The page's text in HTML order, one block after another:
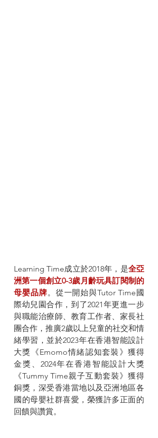
Learning Time成立於2018年，是全亞
洲第一個創立0-3歲月齡玩具訂閱制的
母嬰品牌。從一開始與Tutor Time國
際幼兒園合作，到了2021年更進一步
與職能治療師、教育工作者、家長社
團合作，推廣2歲以上兒童的社交和情
緒學習，並於2023年在香港智能設計
大獎《Emomo情緒認知套裝》獲得
金獎、2024年在香港智能設計大獎
《Tummy Time親子互動套裝》獲得
銅獎，深受香港當地以及亞洲地區各
國的母嬰社群喜愛，榮獲許多正面的
回饋與讚賞。